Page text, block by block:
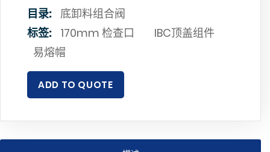
目录: 底卸料组合阀
标签: 170mm 检查口
IBC顶盖组件
易熔帽
ADD TO QUOTE